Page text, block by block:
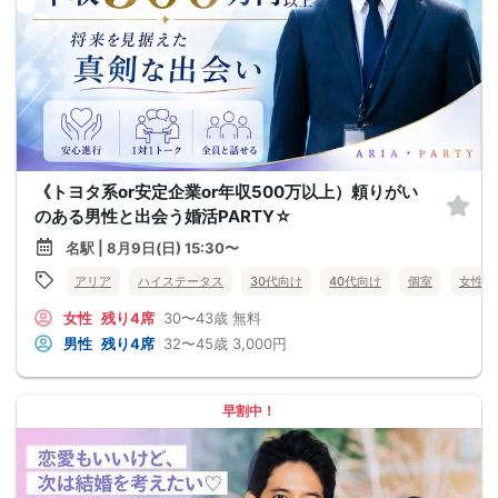
《トヨタ系or安定企業or年収500万以上）頼りがい
のある男性と出会う婚活PARTY☆
名駅 | 8月9日(日) 15:30〜
アリア ハイステータス 30代向け 40代向け 個室 女性
女性 残り4席 30〜43歳 無料
男性 残り4席 32〜45歳 3,000円
早割中！